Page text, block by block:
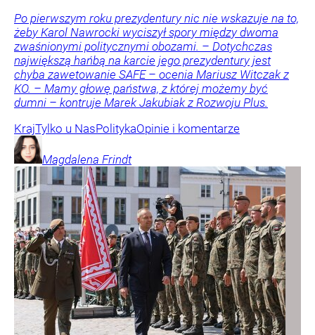
Po pierwszym roku prezydentury nic nie wskazuje na to,
żeby Karol Nawrocki wyciszył spory między dwoma
zwaśnionymi politycznymi obozami. – Dotychczas
największą hańbą na karcie jego prezydentury jest
chyba zawetowanie SAFE – ocenia Mariusz Witczak z
KO. – Mamy głowę państwa, z której możemy być
dumni – kontruje Marek Jakubiak z Rozwoju Plus.
KrajTylko u NasPolitykaOpinie i komentarze
Magdalena Frindt